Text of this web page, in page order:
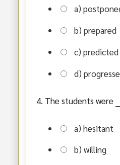
a)
b) prepared
c) predicted
d)
4. The students were
a) hesitant
b) willing